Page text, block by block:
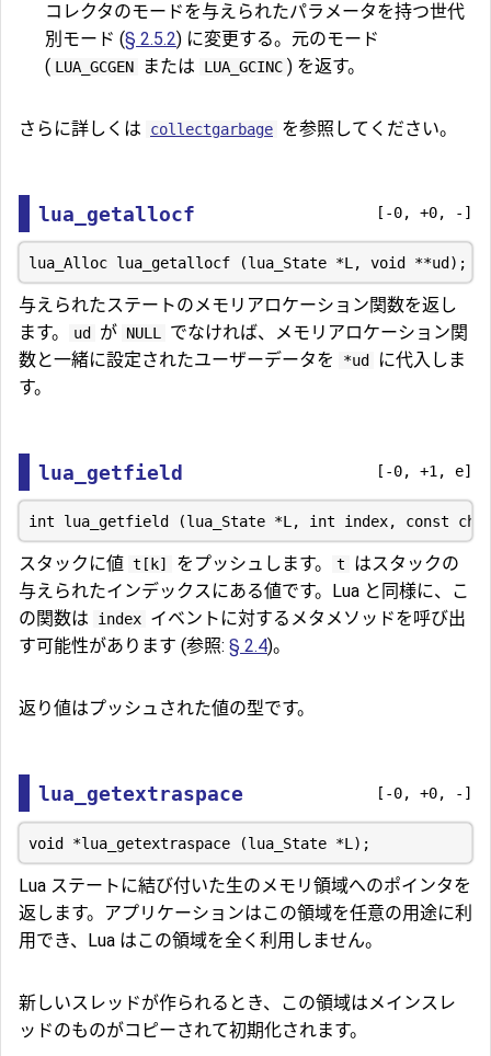
コレクタのモードを与えられたパラメータを持つ世代
別モード (§ 2.5.2) に変更する。元のモード
( LUA_GCGEN または LUA_GCINC ) を返す。
さらに詳しくは collectgarbage を参照してください。
lua_getallocf [-0, +0, -]
与えられたステートのメモリアロケーション関数を返し
ます。
ud が NULL でなければ、メモリアロケーション関
数と一緒に設定されたユーザーデータを
*ud
に代入しま
す。
lua_getfield [-0, +1, e]
スタックに値 t[k] をプッシュします。 t
はスタックの
与えられたインデックスにある値です。Lua と同様に、こ
の関数は
index イベントに対するメタメソッドを呼び出
す可能性があります (参照: § 2.4)。
返り値はプッシュされた値の型です。
lua_getextraspace [-0, +0, -]
Lua ステートに結び付いた生のメモリ領域へのポインタを
返します。アプリケーションはこの領域を任意の用途に利
用でき、Lua はこの領域を全く利用しません。
新しいスレッドが作られるとき、この領域はメインスレ
ッドのものがコピーされて初期化されます。